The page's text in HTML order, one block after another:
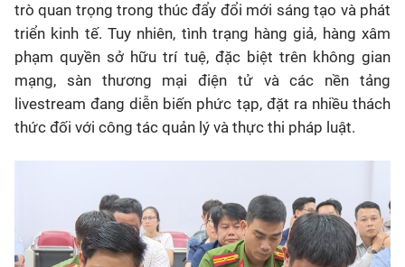
trò quan trọng trong thúc đẩy đổi mới sáng tạo và phát
triển kinh tế. Tuy nhiên, tình trạng hàng giả, hàng xâm
phạm quyền sở hữu trí tuệ, đặc biệt trên không gian
mạng, sàn thương mại điện tử và các nền tảng
livestream đang diễn biến phức tạp, đặt ra nhiều thách
thức đối với công tác quản lý và thực thi pháp luật.